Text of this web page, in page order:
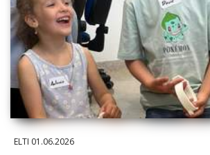
ELTI 01.06.2026